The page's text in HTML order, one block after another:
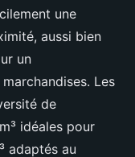
une
aussi bien
un
Les
de
idéales pour
adaptés au